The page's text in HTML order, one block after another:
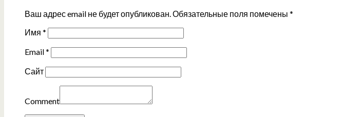
Ваш адрес email не будет опубликован.Обязательные поля помечены *
Имя *
Email*
Сайт
Comment